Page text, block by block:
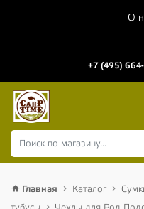
О
+7 (495)
Главная Каталог